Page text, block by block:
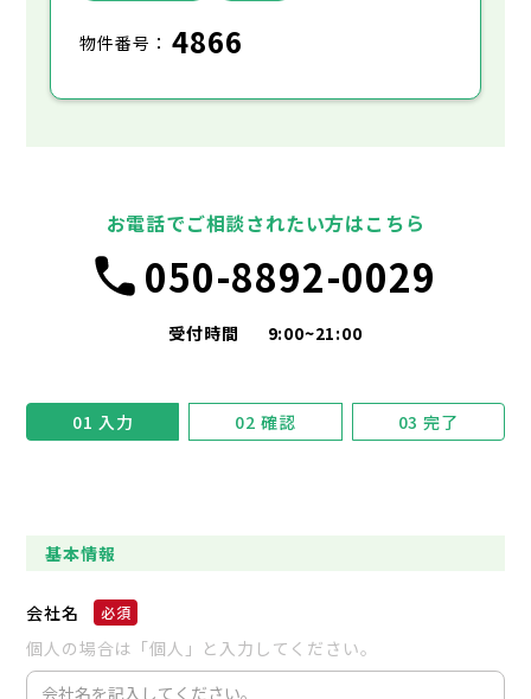
物件番号： 4866
お電話でご相談されたい方はこちら
050-8892-0029
受付時間 9:00~21:00
01 入力 02 確認 03 完了
基本情報
会社名
個人の場合は「個人」と入力してください。